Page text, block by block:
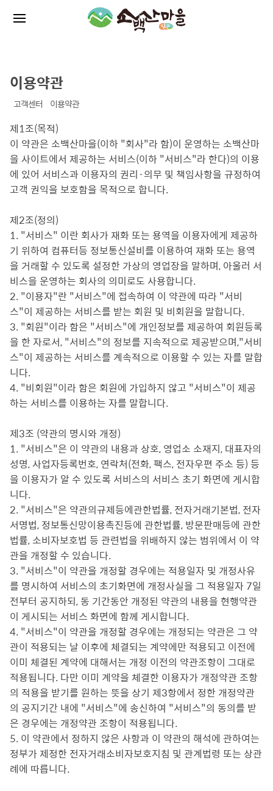
이용약관
고객센터 이용약관
제1조(목적)
이 약관은 소백산마을(이하 "회사"라 함)이 운영하는 소백산마
을 사이트에서 제공하는 서비스(이하 "서비스"라 한다)의 이용
에 있어 서비스과 이용자의 권리·의무 및 책임사항을 규정하여
고객 권익을 보호함을 목적으로 합니다.
제2조(정의)
1. "서비스" 이란 회사가 재화 또는 용역을 이용자에게 제공하
기 위하여 컴퓨터등 정보통신설비를 이용하여 재화 또는 용역
을 거래할 수 있도록 설정한 가상의 영업장을 말하며, 아울러 서
비스을 운영하는 회사의 의미로도 사용합니다.
2. "이용자"란 "서비스"에 접속하여 이 약관에 따라 "서비
스"이 제공하는 서비스를 받는 회원 및 비회원을 말합니다.
3. "회원"이라 함은 "서비스"에 개인정보를 제공하여 회원등록
을 한 자로서, "서비스"의 정보를 지속적으로 제공받으며,"서비
스"이 제공하는 서비스를 계속적으로 이용할 수 있는 자를 말합
니다.
4. "비회원"이라 함은 회원에 가입하지 않고 "서비스"이 제공
하는 서비스를 이용하는 자를 말합니다.
제3조 (약관의 명시와 개정)
1. "서비스"은 이 약관의 내용과 상호, 영업소 소재지, 대표자의
성명, 사업자등록번호, 연락처(전화, 팩스, 전자우편 주소 등) 등
을 이용자가 알 수 있도록 서비스의 서비스 초기 화면에 게시합
니다.
2. "서비스"은 약관의규제등에관한법률, 전자거래기본법, 전자
서명법, 정보통신망이용촉진등에 관한법률, 방문판매등에 관한
법률, 소비자보호법 등 관련법을 위배하지 않는 범위에서 이 약
관을 개정할 수 있습니다.
3. "서비스"이 약관을 개정할 경우에는 적용일자 및 개정사유
를 명시하여 서비스의 초기화면에 개정사실을 그 적용일자 7일
전부터 공지하되, 동 기간동안 개정된 약관의 내용을 현행약관
이 게시되는 서비스 화면에 함께 게시합니다.
4. "서비스"이 약관을 개정할 경우에는 개정되는 약관은 그 약
관이 적용되는 날 이후에 체결되는 계약에만 적용되고 이전에
이미 체결된 계약에 대해서는 개정 이전의 약관조항이 그대로
적용됩니다. 다만 이미 계약을 체결한 이용자가 개정약관 조항
의 적용을 받기를 원하는 뜻을 상기 제3항에서 정한 개정약관
의 공지기간 내에 "서비스"에 송신하여 "서비스"의 동의를 받
은 경우에는 개정약관 조항이 적용됩니다.
5. 이 약관에서 정하지 않은 사항과 이 약관의 해석에 관하여는
정부가 제정한 전자거래소비자보호지침 및 관계법령 또는 상관
례에 따릅니다.